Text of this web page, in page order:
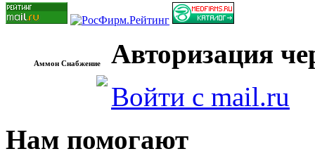
Аммон Снабжение
Авторизация
Войти с mail.ru
Нам помогают